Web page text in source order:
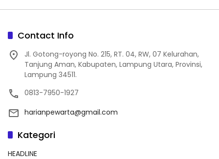
Contact Info
Jl. Gotong-royong No. 215, RT. 04, RW, 07 Kelurahan,
Tanjung Aman, Kabupaten, Lampung Utara, Provinsi,
Lampung 34511.
0813-7950-1927
harianpewarta@gmail.com
Kategori
HEADLINE